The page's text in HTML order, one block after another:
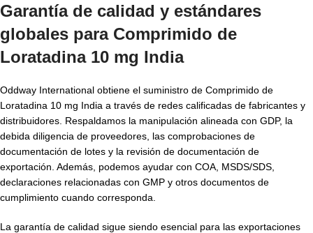
Garantía de calidad y estándares
globales para Comprimido de
Loratadina 10 mg India
Oddway International obtiene el suministro de Comprimido de
Loratadina 10 mg India a través de redes calificadas de fabricantes y
distribuidores. Respaldamos la manipulación alineada con GDP, la
debida diligencia de proveedores, las comprobaciones de
documentación de lotes y la revisión de documentación de
exportación. Además, podemos ayudar con COA, MSDS/SDS,
declaraciones relacionadas con GMP y otros documentos de
cumplimiento cuando corresponda.
La garantía de calidad sigue siendo esencial para las exportaciones